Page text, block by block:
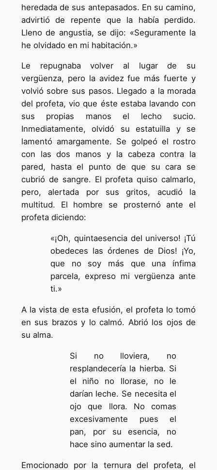
heredada de sus antepasados. En su camino,
advirtió de repente que la había perdido.
Lleno de angustia, se dijo: «Seguramente la
he olvidado en mi habitación.»
Le repugnaba volver al lugar de su
vergüenza, pero la avidez fue más fuerte y
volvió sobre sus pasos. Llegado a la morada
del profeta, vio que éste estaba lavando con
sus propias manos el lecho sucio.
Inmediatamente, olvidó su estatuilla y se
lamentó amargamente. Se golpeó el rostro
con las dos manos y la cabeza contra la
pared, hasta el punto de que su cara se
cubrió de sangre. El profeta quiso calmarlo,
pero, alertada por sus gritos, acudió la
multitud. El hombre se prosternó ante el
profeta diciendo:
«¡Oh, quintaesencia del universo! ¡Tú
obedeces las órdenes de Dios! ¡Yo,
que no soy más que una ínfima
parcela, expreso mi vergüenza ante
ti.»
A la vista de esta efusión, el profeta lo tomó
en sus brazos y lo calmó. Abrió los ojos de
su alma.
Si no lloviera, no
resplandecería la hierba. Si
el niño no llorase, no le
darían leche. Se necesita el
ojo que llora. No comas
excesivamente pues el
pan, por su esencia, no
hace sino aumentar la sed.
Emocionado por la ternura del profeta, el